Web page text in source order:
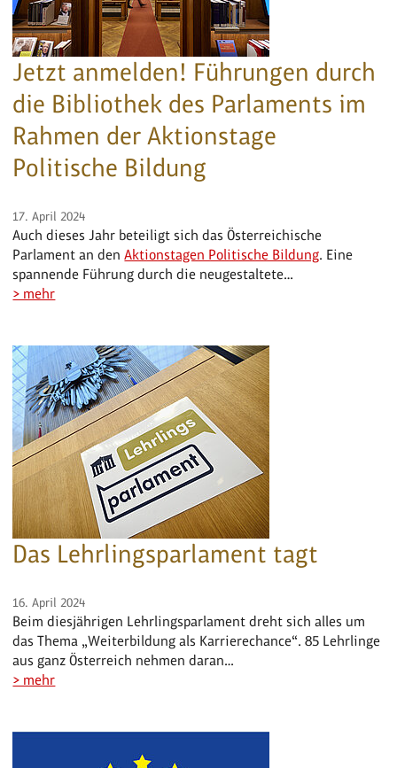
Jetzt anmelden! Führungen durch
die Bibliothek des Parlaments im
Rahmen der Aktionstage
Politische Bildung
17. April 2024
Auch dieses Jahr beteiligt sich das Österreichische
Parlament an denAktionstagen Politische Bildung. Eine
spannende Führung durch die neugestaltete…
> mehr
Das Lehrlingsparlament tagt
16. April 2024
Beim diesjährigen Lehrlingsparlament dreht sich alles um
das Thema „Weiterbildung als Karrierechance“. 85 Lehrlinge
aus ganz Österreich nehmen daran…
> mehr